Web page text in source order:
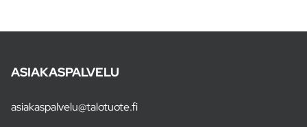
ASIAKASPALVELU
asiakaspalvelu@talotuote.fi